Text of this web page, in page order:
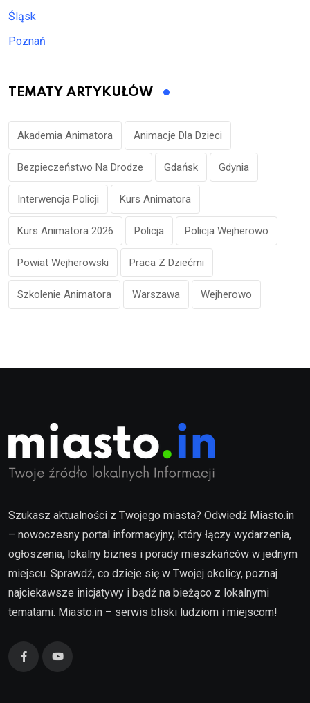
Śląsk
Poznań
TEMATY ARTYKUŁÓW
Akademia Animatora Animacje Dla Dzieci
Bezpieczeństwo Na Drodze Gdańsk Gdynia
Interwencja Policji Kurs Animatora
Kurs Animatora 2026 Policja Policja Wejherowo
Powiat Wejherowski Praca Z Dziećmi
Szkolenie Animatora Warszawa Wejherowo
Szukasz aktualności z Twojego miasta? Odwiedź Miasto.in
– nowoczesny portal informacyjny, który łączy wydarzenia,
ogłoszenia, lokalny biznes i porady mieszkańców w jednym
miejscu. Sprawdź, co dzieje się w Twojej okolicy, poznaj
najciekawsze inicjatywy i bądź na bieżąco z lokalnymi
tematami. Miasto.in – serwis bliski ludziom i miejscom!